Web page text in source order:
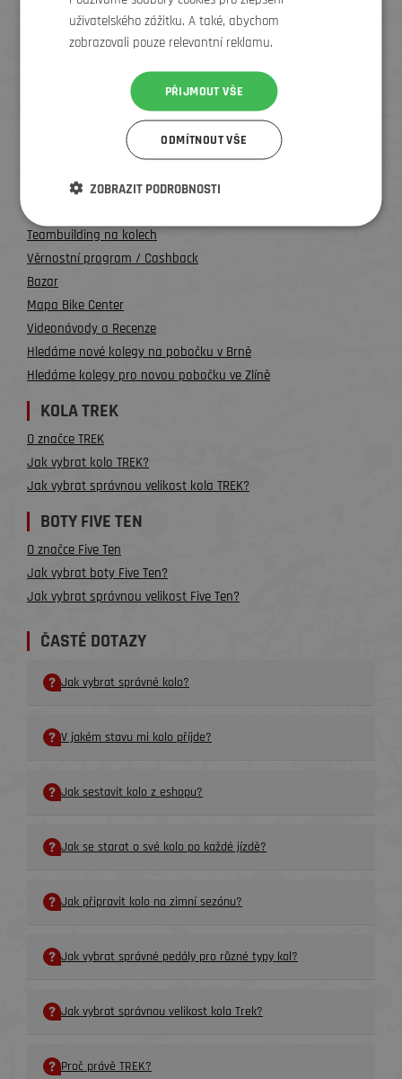
UŽITEČNÉ INFO
Teambuilding na kolech
Věrnostní program / Cashback
Bazar
Mapa Bike Center
Videonávody a Recenze
Hledáme nové kolegy na pobočku v Brně
Hledáme kolegy pro novou pobočku ve Zlíně
KOLA TREK
O značce TREK
Jak vybrat kolo TREK?
Jak vybrat správnou velikost kola TREK?
BOTY FIVE TEN
O značce Five Ten
Jak vybrat boty Five Ten?
Jak vybrat správnou velikost Five Ten?
ČASTÉ DOTAZY
Jak vybrat správné kolo?
V jakém stavu mi kolo příjde?
Jak sestavit kolo z eshopu?
Jak se starat o své kolo po každé jízdě?
Jak připravit kolo na zimní sezónu?
Jak vybrat správné pedály pro různé typy kol?
Jak vybrat správnou velikost kola Trek?
Proč právě TREK?
uživatelského zážitku. A také, abychom
zobrazovali pouze relevantní reklamu.
PŘIJMOUT VŠE
ODMÍTNOUT VŠE
ZOBRAZIT PODROBNOSTI